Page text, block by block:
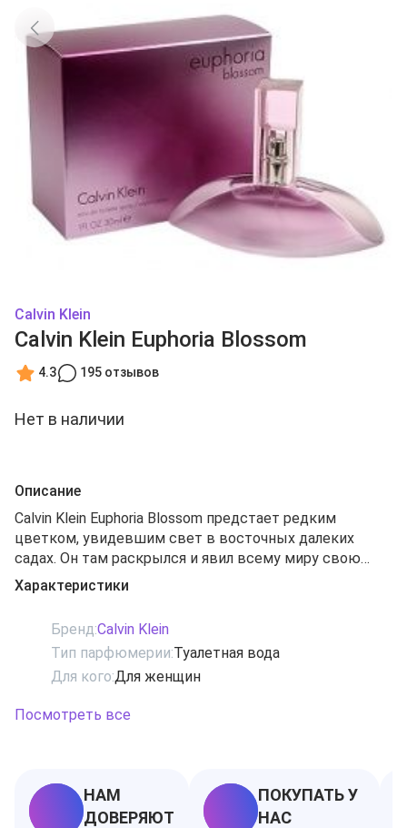
Calvin Klein
Calvin Klein Euphoria Blossom
4.3 195 отзывов
Нет в наличии
Описание
Calvin Klein Euphoria Blossom предстает редким
цветком, увидевшим свет в восточных далеких
садах. Он там раскрылся и явил всему миру свою
дурманящую таинственность и чарующую
привлекательность, взращенный лучами теплого
душистыми ветрами. Ейфория Блоссом - это
хранимый восточными мудрецами секрет,
воплощающий в себе страсть и дерзость,
запреты и любящая рисковать, женщина Ейфория
чистого мускуса и белого дерева, обвивается вокруг
нее, создавая ауру загадочности и волшебства.
Характеристики
Бренд:Calvin Klein
Тип парфюмерии:Туалетная вода
Для кого:Для женщин
Посмотреть все
НАМ
ДОВЕРЯЮТ
ПОКУПАТЬ У
НАС